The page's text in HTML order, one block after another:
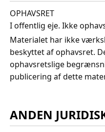
OPHAVSRET
I offentlig eje. Ikke
Materialet har ikke
beskyttet af ophavsret.
ophavsretslige
publicering af dette
ANDEN